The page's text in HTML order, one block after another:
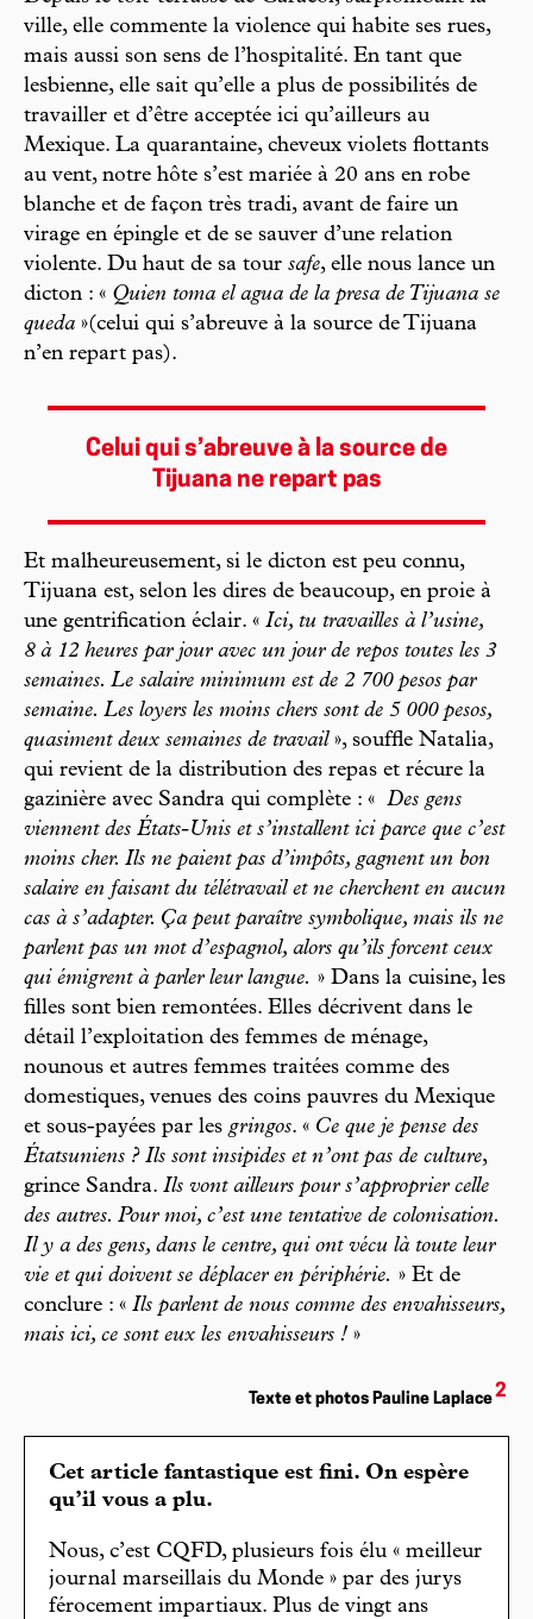
ville, elle commente la violence qui habite ses rues,
mais aussi son sens de l’hospitalité. En tant que
lesbienne, elle sait qu’elle a plus de possibilités de
travailler et d’être acceptée ici qu’ailleurs au
Mexique. La quarantaine, cheveux violets flottants
au vent, notre hôte s’est mariée à 20 ans en robe
blanche et de façon très tradi, avant de faire un
virage en épingle et de se sauver d’une relation
violente. Du haut de sa tour safe, elle nous lance un
dicton : « Quien toma el agua de la presa de Tijuana se
queda »(celui qui s’abreuve à la source de Tijuana
n’en repart pas).
Celui qui s’abreuve à la source de
Tijuana ne repart pas
Et malheureusement, si le dicton est peu connu,
Tijuana est, selon les dires de beaucoup, en proie à
une gentrification éclair. « Ici, tu travailles à l’usine,
8 à 12 heures par jour avec un jour de repos toutes les 3
semaines. Le salaire minimum est de 2 700 pesos par
semaine. Les loyers les moins chers sont de 5 000 pesos,
quasiment deux semaines de travail», souffle Natalia,
qui revient de la distribution des repas et récure la
gazinière avec Sandra qui complète : « Des gens
viennent des États-Unis et s’installent ici parce que c’est
moins cher. Ils ne paient pas d’impôts, gagnent un bon
salaire en faisant du télétravail et ne cherchent en aucun
cas à s’adapter. Ça peut paraître symbolique, mais ils ne
parlent pas un mot d’espagnol, alors qu’ils forcent ceux
qui émigrent à parler leur langue. » Dans la cuisine, les
filles sont bien remontées. Elles décrivent dans le
détail l’exploitation des femmes de ménage,
nounous et autres femmes traitées comme des
domestiques, venues des coins pauvres du Mexique
et sous-payées par les gringos. « Ce que je pense des
Étatsuniens ? Ils sont insipides et n’ont pas de culture,
grince Sandra. Ils vont ailleurs pour s’approprier celle
des autres. Pour moi, c’est une tentative de colonisation.
Il y a des gens, dans le centre, qui ont vécu là toute leur
vie et qui doivent se déplacer en périphérie. » Et de
conclure : « Ils parlent de nous comme des envahisseurs,
mais ici, ce sont eux les envahisseurs ! »
Texte et photos Pauline Laplace2
Cet article fantastique est fini. On espère
qu’il vous a plu.
Nous, c’est CQFD, plusieurs fois élu « meilleur
journal marseillais du Monde » par des jurys
férocement impartiaux. Plus de vingt ans